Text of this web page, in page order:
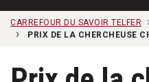
CARREFOUR DU SAVOIR TELFER
PRIX DE LA CHERCHEUSE